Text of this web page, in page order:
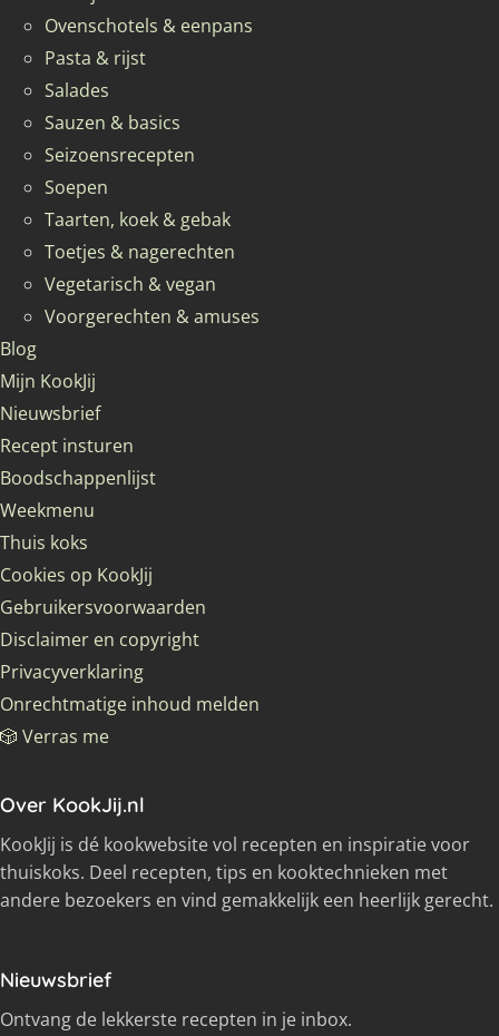
Ovenschotels & eenpans
Pasta & rijst
Salades
Sauzen & basics
Seizoensrecepten
Soepen
Taarten, koek & gebak
Toetjes & nagerechten
Vegetarisch & vegan
Voorgerechten & amuses
Blog
Mijn KookJij
Nieuwsbrief
Recept insturen
Boodschappenlijst
Weekmenu
Thuis koks
Cookies op KookJij
Gebruikersvoorwaarden
Disclaimer en copyright
Privacyverklaring
Onrechtmatige inhoud melden
🎲 Verras me
Over KookJij.nl
KookJij is dé kookwebsite vol recepten en inspiratie voor
thuiskoks. Deel recepten, tips en kooktechnieken met
andere bezoekers en vind gemakkelijk een heerlijk gerecht.
Nieuwsbrief
Ontvang de lekkerste recepten in je inbox.